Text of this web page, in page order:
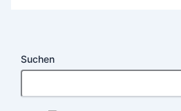
Suchen